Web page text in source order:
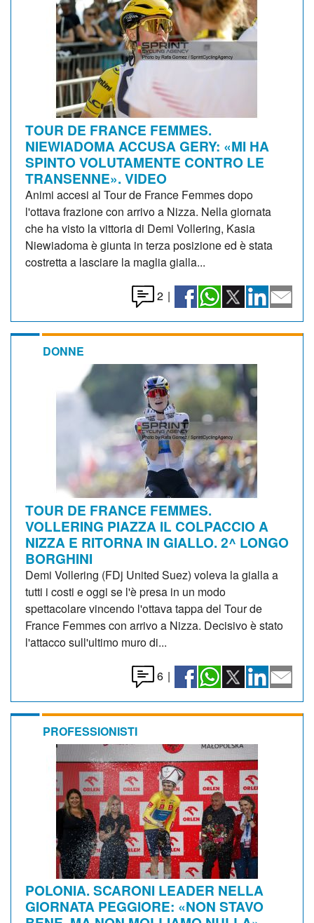
TOUR DE FRANCE FEMMES.
NIEWIADOMA ACCUSA GERY: «MI HA
SPINTO VOLUTAMENTE CONTRO LE
TRANSENNE». VIDEO
Animi accesi al Tour de France Femmes dopo
l'ottava frazione con arrivo a Nizza. Nella giornata
che ha visto la vittoria di Demi Vollering, Kasia
Niewiadoma è giunta in terza posizione ed è stata
costretta a lasciare la maglia gialla...
2 |
DONNE
TOUR DE FRANCE FEMMES.
VOLLERING PIAZZA IL COLPACCIO A
NIZZA E RITORNA IN GIALLO. 2^ LONGO
BORGHINI
Demi Vollering (FDj United Suez) voleva la gialla a
tutti i costi e oggi se l'è presa in un modo
spettacolare vincendo l'ottava tappa del Tour de
France Femmes con arrivo a Nizza. Decisivo è stato
l'attacco sull'ultimo muro di...
6 |
PROFESSIONISTI
POLONIA. SCARONI LEADER NELLA
GIORNATA PEGGIORE: «NON STAVO